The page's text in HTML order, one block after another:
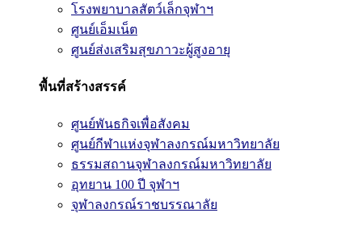
โรงพยาบาลสัตว์เล็กจุฬาฯ
ศูนย์เอ็มเน็ต
ศูนย์ส่งเสริมสุขภาวะผู้สูงอายุ
พื้นที่สร้างสรรค์
ศูนย์พันธกิจเพื่อสังคม
ศูนย์กีฬาแห่งจุฬาลงกรณ์มหาวิทยาลัย
ธรรมสถานจุฬาลงกรณ์มหาวิทยาลัย
อุทยาน 100 ปี จุฬาฯ
จุฬาลงกรณ์ราชบรรณาลัย